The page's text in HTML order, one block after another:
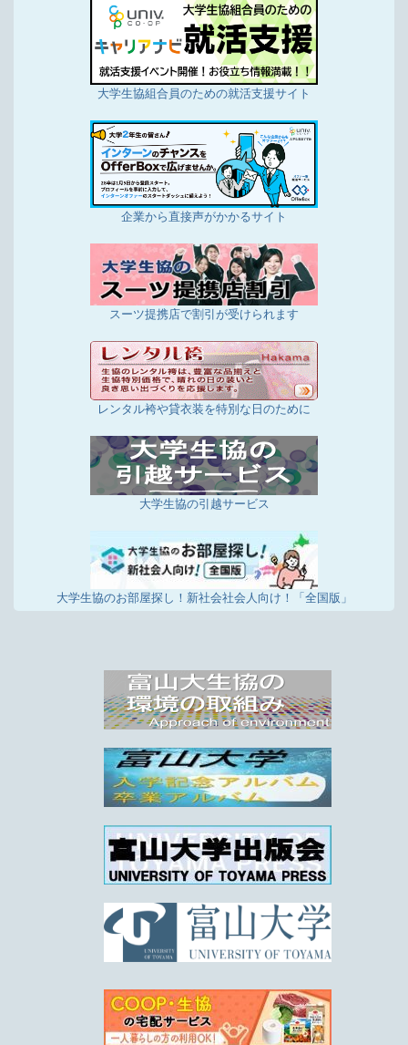
大学生協組合員のための就活支援サイト
企業から直接声がかかるサイト
スーツ提携店で割引が受けられます
レンタル袴や貸衣装を特別な日のために
大学生協の引越サービス
大学生協のお部屋探し！新社会社会人向け！「全国版」